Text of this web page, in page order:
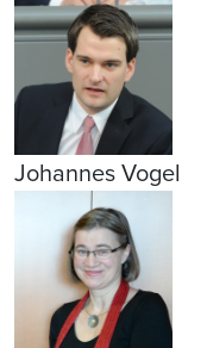
Johannes Vogel